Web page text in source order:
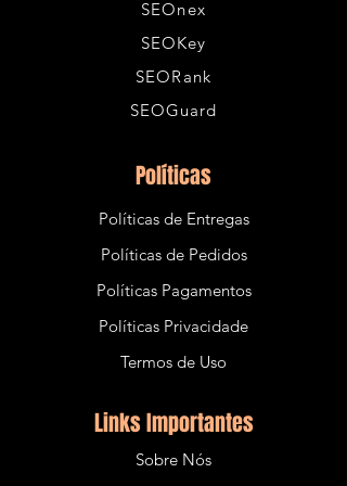
Políticas
Políticas de Entregas
Políticas de Pedidos
Políticas Pagamentos
Políticas Privacidade
Termos de Uso
SEOnex
SEOKey
SEORank
SEOGuard
Links Importantes
Sobre Nós